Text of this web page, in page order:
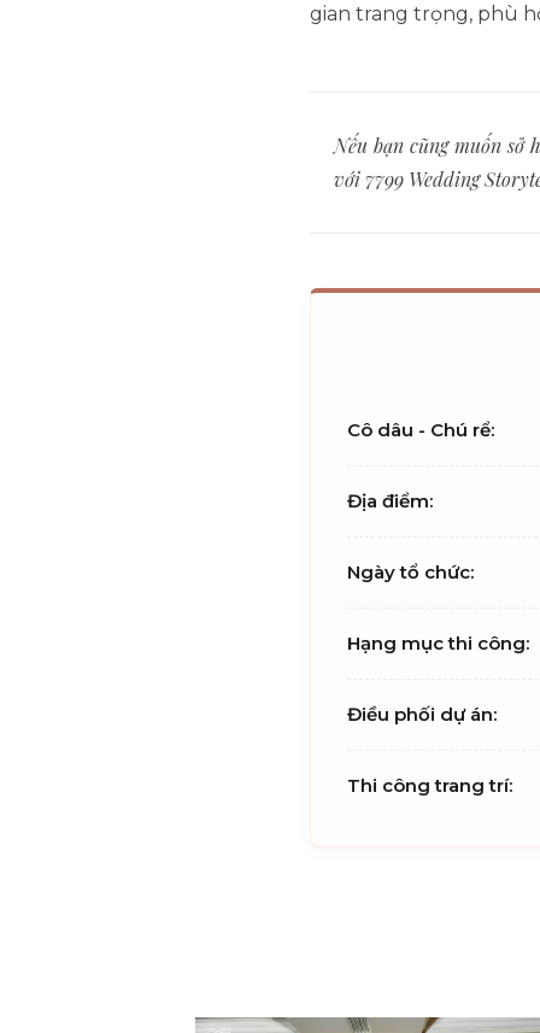
gian trang trọng, phù
Nếu bạn cũng muốn sở
với 7799 Wedding
Cô dâu - Chú rể:
Địa điểm:
Ngày tổ chức:
Hạng mục thi công:
Điều phối dự án:
Thi công trang trí: